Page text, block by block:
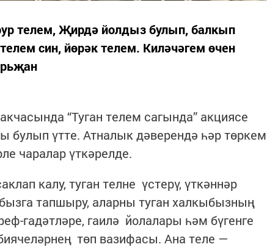
телем, Җирдә йолдыз булып, балкып
син, йөрәк телем. Киләчәгем өчен
“Туган телем сагында” акциясе
булып үтте. Атналык дәверендә һәр төркем
чаралар үткәрелде.
калу, туган телне үстерү, үткәннәр
тапшыру, аларны туган халкыбызның
гадәтләре, гаилә йолалары һәм бүгенге
төп вазифасы. Ана теле —